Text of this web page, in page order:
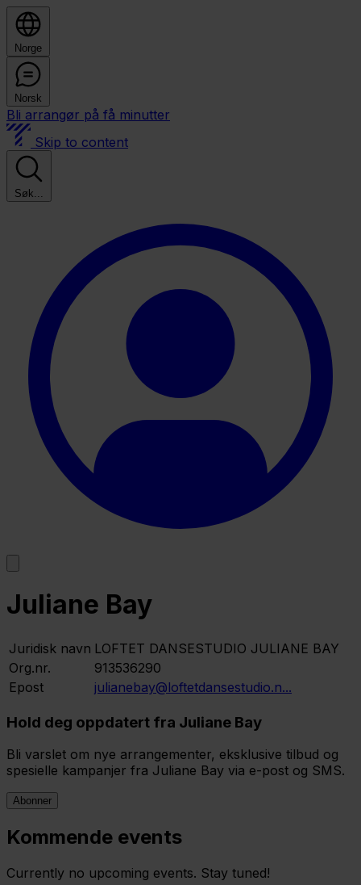
Norge
Norsk
Bli arrangør på få minutter
Skip to content
Søk...
Juliane Bay
Juridisk navn LOFTET DANSESTUDIO JULIANE BAY
Org.nr.
913536290
Epost
julianebay@loftetdansestudio.n...
Hold deg oppdatert fra Juliane Bay
Bli varslet om nye arrangementer, eksklusive tilbud og
spesielle kampanjer fra Juliane Bay via e-post og SMS.
Abonner
Kommende events
Currently no upcoming events. Stay tuned!